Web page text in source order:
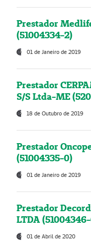
Prestador
(51004334-2)
01 de Janeiro de 2019
Prestador
S/S Ltda-ME
18 de Outubro de 2019
Prestador
(51004335-0)
01 de Janeiro de 2019
Prestador
LTDA
01 de Abril de 2020